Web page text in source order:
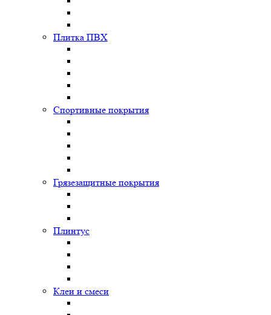
Плитка ПВХ
Спортивные покрытия
Грязезащитные покрытия
Плинтус
Клеи и смеси